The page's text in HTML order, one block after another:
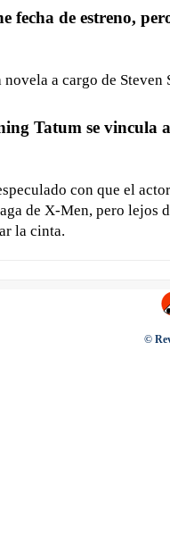
fecha de estreno,
a cargo de
Tatum se vincula
con que el
de X-Men, pero lejos
la cinta.
©